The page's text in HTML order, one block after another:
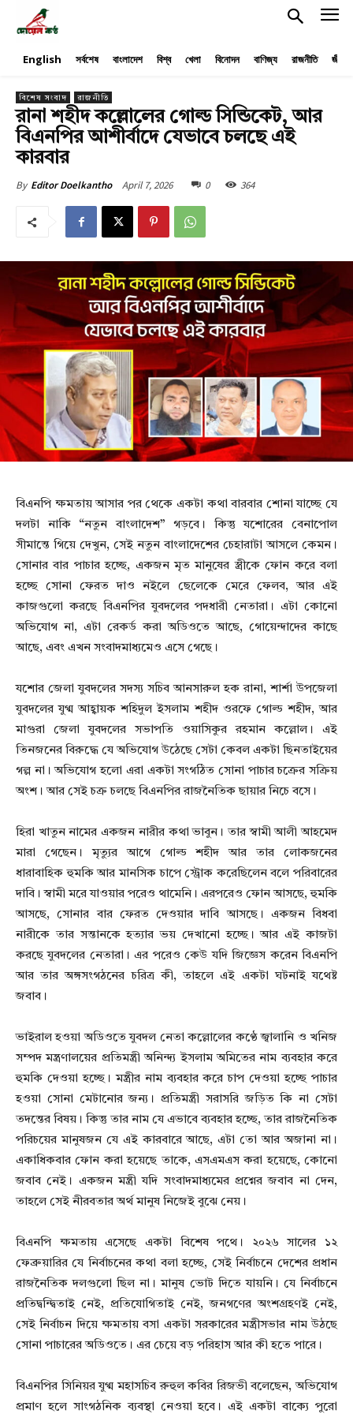
English সর্বশেষ বাংলাদেশ বিশ্ব খেলা বিনোদন বাণিজ্য রাজনীতি
বিশেষ সংবাদ রাজনীতি
রানা শহীদ কল্লোলের গোল্ড সিন্ডিকেট, আর
বিএনপির আশীর্বাদে যেভাবে চলছে এই
কারবার
By Editor Doelkantho April 7, 2026 0 364
বিএনপি ক্ষমতায় আসার পর থেকে একটা কথা বারবার শোনা যাচ্ছে যে
দলটা নাকি “নতুন বাংলাদেশ” গড়বে। কিন্তু যশোরের বেনাপোল
সীমান্তে গিয়ে দেখুন, সেই নতুন বাংলাদেশের চেহারাটা আসলে কেমন।
সোনার বার পাচার হচ্ছে, একজন মৃত মানুষের স্ত্রীকে ফোন করে বলা
হচ্ছে সোনা ফেরত দাও নইলে ছেলেকে মেরে ফেলব, আর এই
কাজগুলো করছে বিএনপির যুবদলের পদধারী নেতারা। এটা কোনো
অভিযোগ না, এটা রেকর্ড করা অডিওতে আছে, গোয়েন্দাদের কাছে
আছে, এবং এখন সংবাদমাধ্যমেও এসে গেছে।
যশোর জেলা যুবদলের সদস্য সচিব আনসারুল হক রানা, শার্শা উপজেলা
যুবদলের যুগ্ম আহ্বায়ক শহিদুল ইসলাম শহীদ ওরফে গোল্ড শহীদ, আর
মাগুরা জেলা যুবদলের সভাপতি ওয়াসিকুর রহমান কল্লোল। এই
তিনজনের বিরুদ্ধে যে অভিযোগ উঠেছে সেটা কেবল একটা ছিনতাইয়ের
গল্প না। অভিযোগ হলো এরা একটা সংগঠিত সোনা পাচার চক্রের সক্রিয়
অংশ। আর সেই চক্র চলছে বিএনপির রাজনৈতিক ছায়ার নিচে বসে।
হিরা খাতুন নামের একজন নারীর কথা ভাবুন। তার স্বামী আলী আহমেদ
মারা গেছেন। মৃত্যুর আগে গোল্ড শহীদ আর তার লোকজনের
ধারাবাহিক হুমকি আর মানসিক চাপে স্ট্রোক করেছিলেন বলে পরিবারের
দাবি। স্বামী মরে যাওয়ার পরেও থামেনি। এরপরেও ফোন আসছে, হুমকি
আসছে, সোনার বার ফেরত দেওয়ার দাবি আসছে। একজন বিধবা
নারীকে তার সন্তানকে হত্যার ভয় দেখানো হচ্ছে। আর এই কাজটা
করছে যুবদলের নেতারা। এর পরেও কেউ যদি জিজ্ঞেস করেন বিএনপি
আর তার অঙ্গসংগঠনের চরিত্র কী, তাহলে এই একটা ঘটনাই যথেষ্ট
জবাব।
ভাইরাল হওয়া অডিওতে যুবদল নেতা কল্লোলের কণ্ঠে জ্বালানি ও খনিজ
সম্পদ মন্ত্রণালয়ের প্রতিমন্ত্রী অনিন্দ্য ইসলাম অমিতের নাম ব্যবহার করে
হুমকি দেওয়া হচ্ছে। মন্ত্রীর নাম ব্যবহার করে চাপ দেওয়া হচ্ছে পাচার
হওয়া সোনা মেটানোর জন্য। প্রতিমন্ত্রী সরাসরি জড়িত কি না সেটা
তদন্তের বিষয়। কিন্তু তার নাম যে এভাবে ব্যবহার হচ্ছে, তার রাজনৈতিক
পরিচয়ের মানুষজন যে এই কারবারে আছে, এটা তো আর অজানা না।
একাধিকবার ফোন করা হয়েছে তাকে, এসএমএস করা হয়েছে, কোনো
জবাব নেই। একজন মন্ত্রী যদি সংবাদমাধ্যমের প্রশ্নের জবাব না দেন,
তাহলে সেই নীরবতার অর্থ মানুষ নিজেই বুঝে নেয়।
বিএনপি ক্ষমতায় এসেছে একটা বিশেষ পথে। ২০২৬ সালের ১২
ফেব্রুয়ারির যে নির্বাচনের কথা বলা হচ্ছে, সেই নির্বাচনে দেশের প্রধান
রাজনৈতিক দলগুলো ছিল না। মানুষ ভোট দিতে যায়নি। যে নির্বাচনে
প্রতিদ্বন্দ্বিতাই নেই, প্রতিযোগিতাই নেই, জনগণের অংশগ্রহণই নেই,
সেই নির্বাচন দিয়ে ক্ষমতায় বসা একটা সরকারের মন্ত্রীসভার নাম উঠছে
সোনা পাচারের অডিওতে। এর চেয়ে বড় পরিহাস আর কী হতে পারে।
বিএনপির সিনিয়র যুগ্ম মহাসচিব রুহুল কবির রিজভী বলেছেন, অভিযোগ
প্রমাণ হলে সাংগঠনিক ব্যবস্থা নেওয়া হবে। এই একটা বাক্যে পুরো